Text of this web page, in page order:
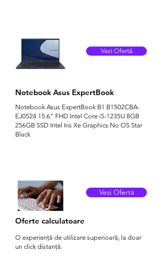
Vezi Ofertă
Notebook Asus ExpertBook
Notebook Asus ExpertBook B1 B1502CBA-
EJ0524 15.6" FHD Intel Core i5-1235U 8GB
256GB SSD Intel Iris Xe Graphics No OS Star
Black
Vezi Ofertă
Oferte calculatoare
O experiență de utilizare superioară, la doar
un click distanță.